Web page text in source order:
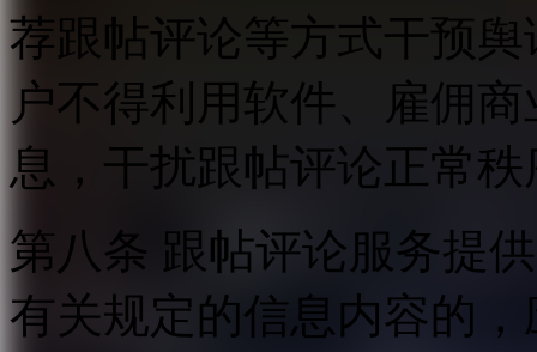
荐跟帖评论等方式干预
户不得利用软件、雇佣
息，干扰跟帖评论正常
第八条 跟帖评论服务提
有关规定的信息内容的